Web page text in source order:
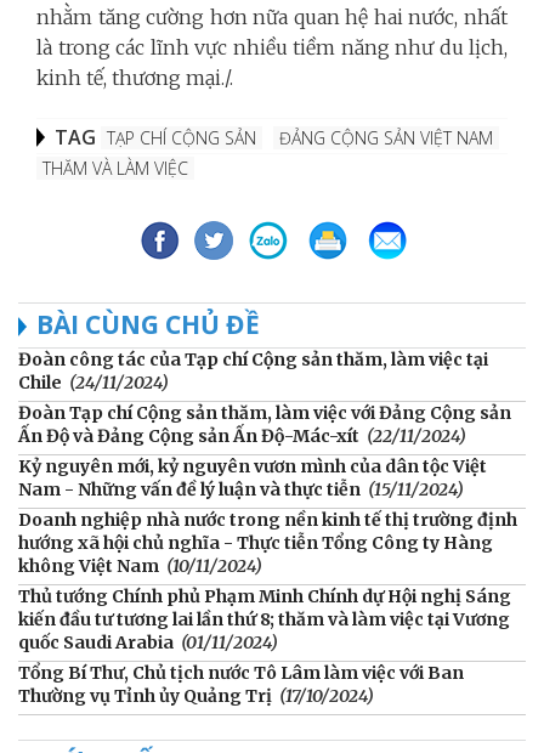
nhằm tăng cường hơn nữa quan hệ hai nước, nhất
là trong các lĩnh vực nhiều tiềm năng như du lịch,
kinh tế, thương mại./.
TAG TẠP CHÍ CỘNG SẢN
ĐẢNG CỘNG SẢN VIỆT NAM
THĂM VÀ LÀM VIỆC
BÀI CÙNG CHỦ ĐỀ
Đoàn công tác của Tạp chí Cộng sản thăm, làm việc tại
Chile (24/11/2024)
Đoàn Tạp chí Cộng sản thăm, làm việc với Đảng Cộng sản
Ấn Độ và Đảng Cộng sản Ấn Độ-Mác-xít (22/11/2024)
Kỷ nguyên mới, kỷ nguyên vươn mình của dân tộc Việt
Nam - Những vấn đề lý luận và thực tiễn (15/11/2024)
Doanh nghiệp nhà nước trong nền kinh tế thị trường định
hướng xã hội chủ nghĩa - Thực tiễn Tổng Công ty Hàng
không Việt Nam (10/11/2024)
Thủ tướng Chính phủ Phạm Minh Chính dự Hội nghị Sáng
kiến đầu tư tương lai lần thứ 8; thăm và làm việc tại Vương
quốc Saudi Arabia (01/11/2024)
Tổng Bí Thư, Chủ tịch nước Tô Lâm làm việc với Ban
Thường vụ Tỉnh ủy Quảng Trị (17/10/2024)